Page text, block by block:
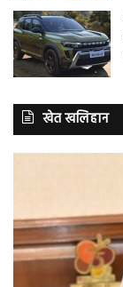
खेत खलिहान